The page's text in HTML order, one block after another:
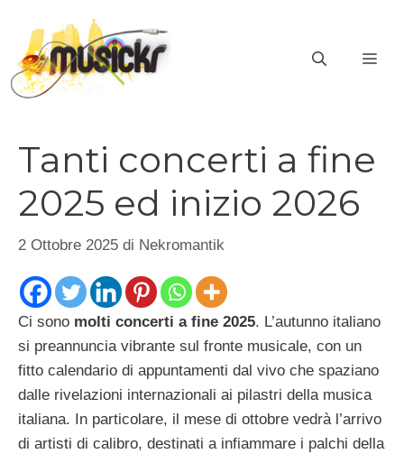
contenuto
Tanti concerti a fine
2025 ed inizio 2026
2 Ottobre 2025 di Nekromantik
Ci sono molti concerti a fine 2025. L’autunno italiano
si preannuncia vibrante sul fronte musicale, con un
fitto calendario di appuntamenti dal vivo che spaziano
dalle rivelazioni internazionali ai pilastri della musica
italiana. In particolare, il mese di ottobre vedrà l’arrivo
di artisti di calibro, destinati a infiammare i palchi della